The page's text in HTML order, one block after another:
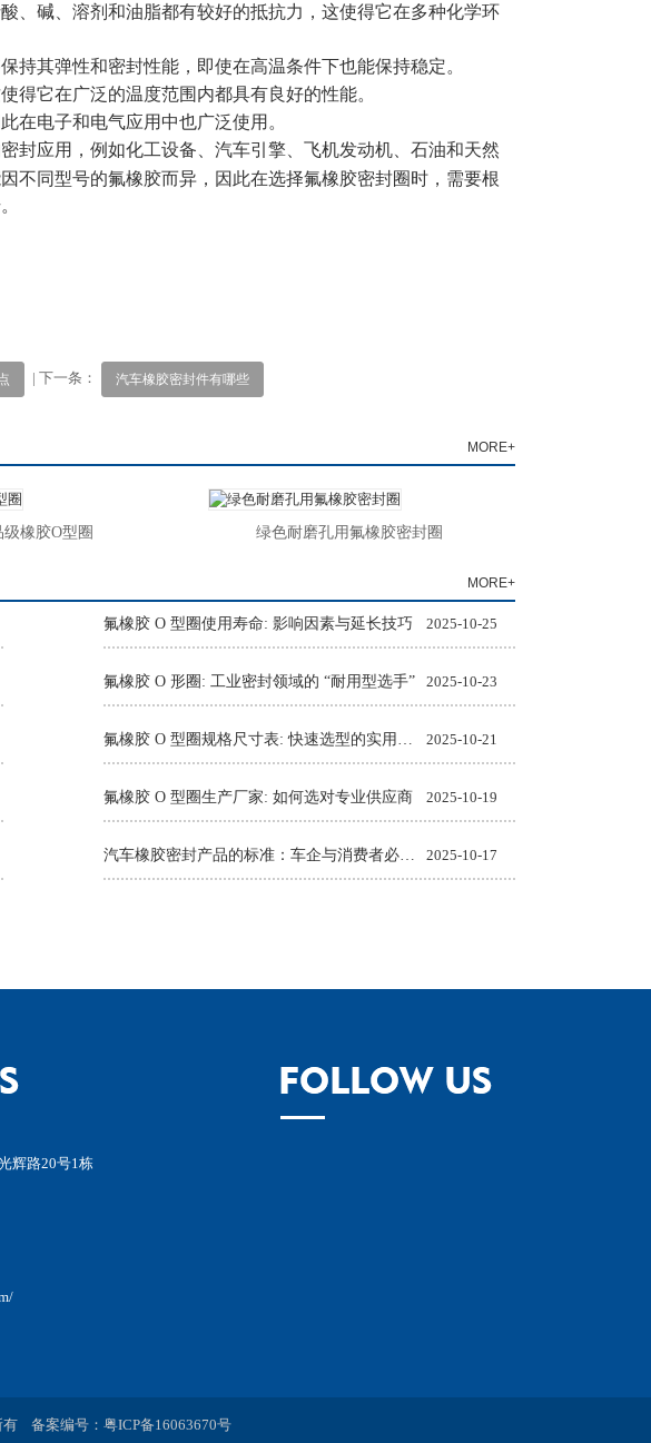
、碱、溶剂和油脂都有较好的抵抗力，这使得它在多种化学环
持其弹性和密封性能，即使在高温条件下也能保持稳定。
得它在广泛的温度范围内都具有良好的性能。
在电子和电气应用中也广泛使用。
封应用，例如化工设备、汽车引擎、飞机发动机、石油和天然
不同型号的氟橡胶而异，因此在选择氟橡胶密封圈时，需要根
| 下一条： 汽车橡胶密封件有哪些
MORE+
橡胶O型圈 绿色耐磨孔用氟橡胶密封圈
MORE+
氟橡胶 O 型圈使用寿命: 影响因素与延长技巧 2025-10-25
氟橡胶 O 形圈: 工业密封领域的 “耐用型选手” 2025-10-23
氟橡胶 O 型圈规格尺寸表: 快速选型的实用工具 2025-10-21
氟橡胶 O 型圈生产厂家: 如何选对专业供应商 2025-10-19
汽车橡胶密封产品的标准：车企与消费者必知的质量准则 2025-10-17
辉路20号1栋
有 备案编号： 粤ICP备16063670号